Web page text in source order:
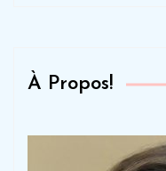
À Propos!